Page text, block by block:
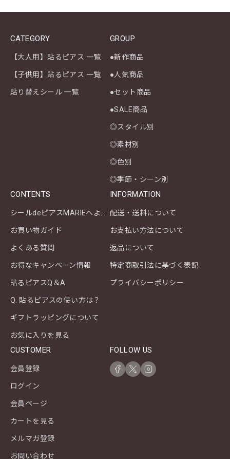
CATEGORY
【大人用】貼るピアス 一覧
【子供用】貼るピアス 一覧
貼り替えシール 一覧
GROUP
●新作商品
●人気商品
●セット商品
●SALE商品
◎スタイル別
◎素材別
◎色別
◎季節・シーン別
CONTENTS
お買い物ガイド
よくある質問
お得なキャンペーン情報
貼るピアスQ＆A
Q. 貼るピアスの使い方は？
ギフトラッピングについて
お気に入りを見る
INFORMATION
配送・送料について
お支払い方法について
返品について
特定商取引法に基づく表記
プライバシーポリシー
CUSTOMER
会員登録
ログイン
会員ページ
カートを見る
メルマガ登録
お問い合わせ
FOLLOW US